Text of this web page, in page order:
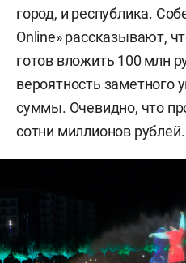
город, и республика.
Online» рассказывают,
готов вложить 100 млн
вероятность заметного
суммы. Очевидно, что
сотни миллионов рублей.